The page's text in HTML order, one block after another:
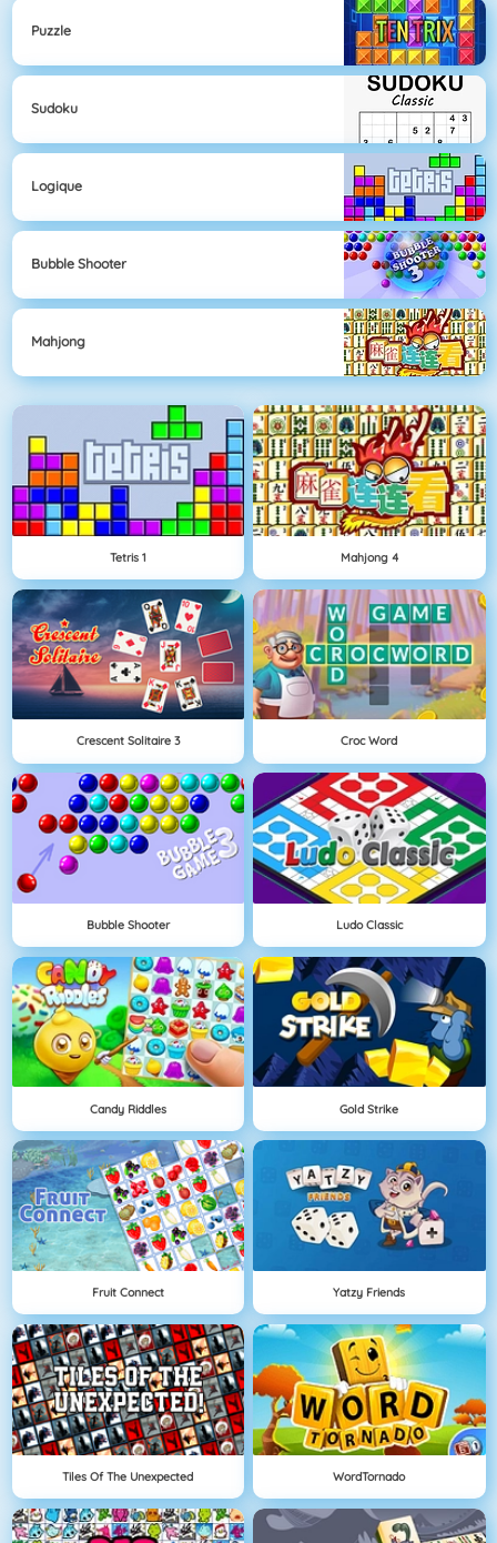
Puzzle
Sudoku
Logique
Bubble Shooter
Mahjong
Tetris 1 Mahjong 4
Crescent Solitaire 3 Croc Word
Bubble Shooter Ludo Classic
Candy Riddles Gold Strike
Fruit Connect Yatzy Friends
Tiles Of The Unexpected WordTornado